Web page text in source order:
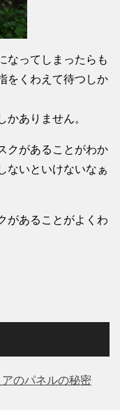
なってしまったらも
をくわえて待つしか
かありません。
クがあることがわか
ないといけないなぁ
があることがよくわ
のパネルの秘密